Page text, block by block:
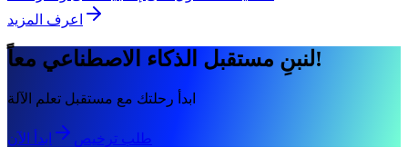
اعرف المزيد
لنبنِ مستقبل الذكاء الاصطناعي معاً!
ابدأ رحلتك مع مستقبل تعلم الآلة
طلب ترخيص ابدأ الآن